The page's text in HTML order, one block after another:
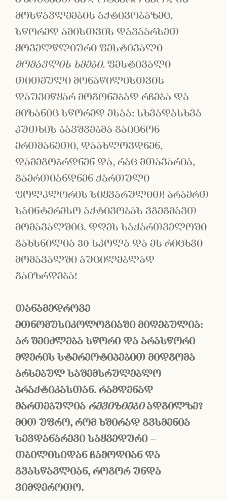
მოსწავლეების აქტივობაზეც,
სწორედ ამისთვის დავაარსეთ
ყოველწლიური ფესტივალი
მომავლის ხმები. ფესტივალი
თითეული მონაწილისთვის
დაუვიწყარ მოგონებად რჩება და
მიზანიც სწორედ ესაა: სხვადასხვა
კუთხის ბავშვებმა გაიცნონ
ერთმანეთი, დაახლოვდნენ,
დამეგობრდნენ და, რაც მთავარია,
გაერთიანდნენ ქართული
ფოლკლორის სიყვარულით! არაერთ
საინტერესო აქტივობას ვგეგმავთ
მომავალშიც. დღეს საქართველოში
გახსნილია 30 სკოლა და ეს რიცხვი
მომავალში აუცილებლად
გაიზრდება!
თანამედროვე
ეთნომუსიკოლოგიაში მიღებულია:
არ შეიძლება სწორი და არასწორი
მღერის სტერეოტიპებით მიდგომა
არსებულ საშემსრულებლო
პრაქტიკასთან. რამდენად
მართებულია რევიზიები ადგილზე?
მით უფრო, რომ ხშირად გვსმენია
სევდანარევი საყვედური–
თბილისიდან ჩამოდიან და
გვასწავლიან, როგორ უნდა
ვიმღეროთო.